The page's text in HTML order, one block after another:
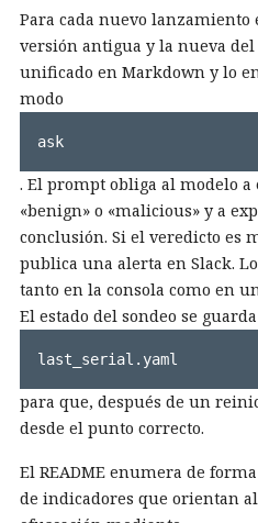
Para cada nuevo
versión antigua y la nueva
unificado en Markdown y lo
modo
ask
. El prompt obliga al modelo
«benign» o «malicious» y a
conclusión. Si el veredicto es
publica una alerta en Slack.
tanto en la consola como en
El estado del sondeo se
last_serial.yaml
para que, después de un
desde el punto correcto.
El README enumera de
de indicadores que orientan